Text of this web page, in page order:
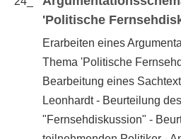
'Politische
Erarbeiten eines
Thema 'Politische
Bearbeitung eines
Leonhardt - Beurteilung
"Fernsehdiskussion" -